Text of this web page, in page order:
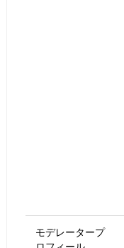
モデレータープ